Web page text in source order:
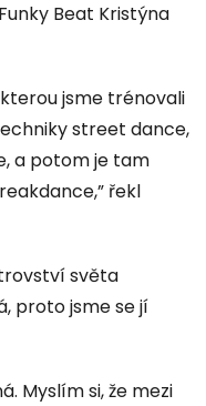
Beat Kristýna
jsme trénovali
street dance,
a potom je tam
řekl
světa
proto jsme se jí
Myslím si, že mezi